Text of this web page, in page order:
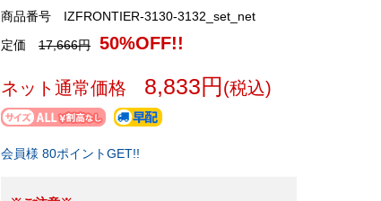
商品番号 IZFRONTIER-3130-3132_set_net
定価 17,666円 50%OFF!!
ネット通常価格 8,833円 (税込)
会員様 80ポイントGET!!